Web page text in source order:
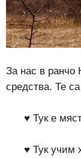
За нас в ранчо
средства. Те
♥ Тук е
♥ Тук учим